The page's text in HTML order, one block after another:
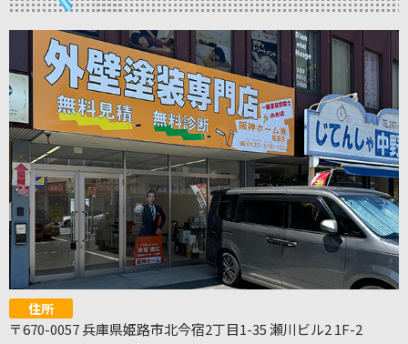
住所
〒670-0057 兵庫県姫路市北今宿2丁目1-35 瀬川ビル2 1F-2